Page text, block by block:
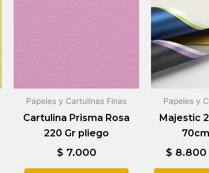
Papeles y Cartulinas Finas
Cartulina Prisma Rosa
220 Gr pliego
$7.000
Papeles y
Majestic
$8.800